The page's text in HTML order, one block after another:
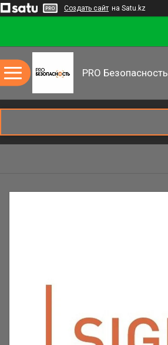
Создать сайт на Satu.kz
PRO Безопасность